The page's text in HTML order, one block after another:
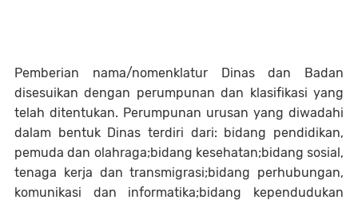
Pemberian nama/nomenklatur Dinas dan Badan
disesuikan dengan perumpunan dan klasifikasi yang
telah ditentukan. Perumpunan urusan yang diwadahi
dalam bentuk Dinas terdiri dari: bidang pendidikan,
pemuda dan olahraga;bidang kesehatan;bidang sosial,
tenaga kerja dan transmigrasi;bidang perhubungan,
komunikasi dan informatika;bidang kependudukan